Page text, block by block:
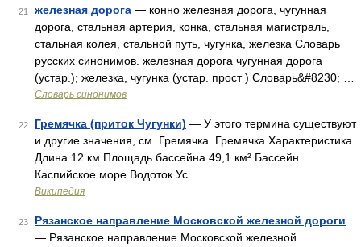
21 железная дорога — конно железная дорога, чугунная
дорога, стальная артерия, конка, стальная магистраль,
стальная колея, стальной путь, чугунка, железка Словарь
русских синонимов. железная дорога чугунная дорога
(устар.); железка, чугунка (устар. прост ) Словарь&#8230; …
Словарь синонимов
22 Гремячка (приток Чугунки) — У этого термина существуют
и другие значения, см. Гремячка. Гремячка Характеристика
Длина 12 км Площадь бассейна 49,1 км² Бассейн
Каспийское море Водоток Ус …
Википедия
23
Рязанское направление Московской железной дороги
— Рязанское направление Московской железной